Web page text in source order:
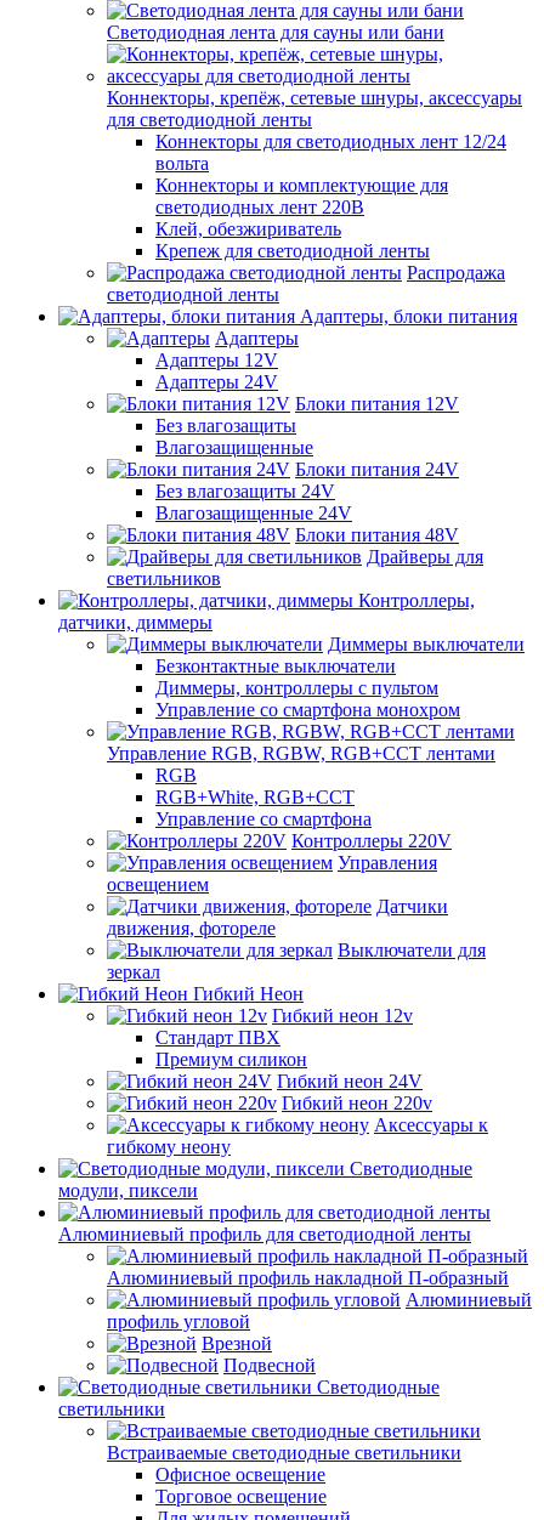
Светодиодная лента для сауны или бани
Коннекторы, крепёж, сетевые шнуры, аксессуары
для светодиодной ленты
Коннекторы для светодиодных лент 12/24
вольта
Коннекторы и комплектующие для
светодиодных лент 220В
Клей, обезжириватель
Крепеж для светодиодной ленты
Распродажа
светодиодной ленты
Адаптеры, блоки питания
Адаптеры
Адаптеры 12V
Адаптеры 24V
Блоки питания 12V
Без влагозащиты
Влагозащищенные
Блоки питания 24V
Без влагозащиты 24V
Влагозащищенные 24V
Блоки питания 48V
Драйверы для
светильников
Контроллеры,
датчики, диммеры
Диммеры выключатели
Безконтактные выключатели
Диммеры, контроллеры с пультом
Управление со смартфона монохром
Управление RGB, RGBW, RGB+CCT лентами
RGB
RGB+White, RGB+CCT
Управление со смартфона
Контроллеры 220V
Управления
освещением
Датчики
движения, фотореле
Выключатели для
зеркал
Гибкий Неон
Гибкий неон 12v
Стандарт ПВХ
Премиум силикон
Гибкий неон 24V
Гибкий неон 220v
Аксессуары к
гибкому неону
Светодиодные
модули, пиксели
Алюминиевый профиль для светодиодной ленты
Алюминиевый профиль накладной П-образный
Алюминиевый
профиль угловой
Врезной
Подвесной
Светодиодные
светильники
Встраиваемые светодиодные светильники
Офисное освещение
Торговое освещение